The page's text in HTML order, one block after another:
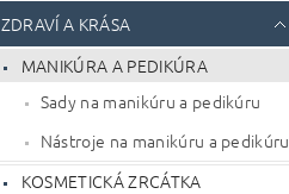
ZDRAVÍ A KRÁSA
MANIKÚRA A PEDIKÚRA
Sady na manikúru a pedikúru
Nástroje na manikúru a pedikúru
KOSMETICKÁ ZRCÁTKA